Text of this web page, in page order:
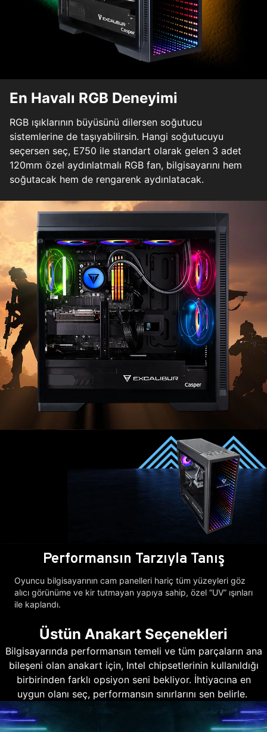
En Havalı RGB Deneyimi
RGB ışıklarının büyüsünü dilersen soğutucu
sistemlerine de taşıyabilirsin. Hangi soğutucuyu
seçersen seç, E750 ile standart olarak gelen 3 adet
120mm özel aydınlatmalı RGB fan, bilgisayarını hem
soğutacak hem de rengarenk aydınlatacak.
Performansın Tarzıyla Tanış
Oyuncu bilgisayarının cam panelleri hariç tüm yüzeyleri göz
alıcı görünüme ve kir tutmayan yapıya sahip, özel “UV” ışınları
ile kaplandı.
Üstün Anakart Seçenekleri
Bilgisayarında performansın temeli ve tüm parçaların ana
bileşeni olan anakart için, Intel chipsetlerinin kullanıldığı
birbirinden farklı opsiyon seni bekliyor. İhtiyacına en
uygun olanı seç, performansın sınırlarını sen belirle.